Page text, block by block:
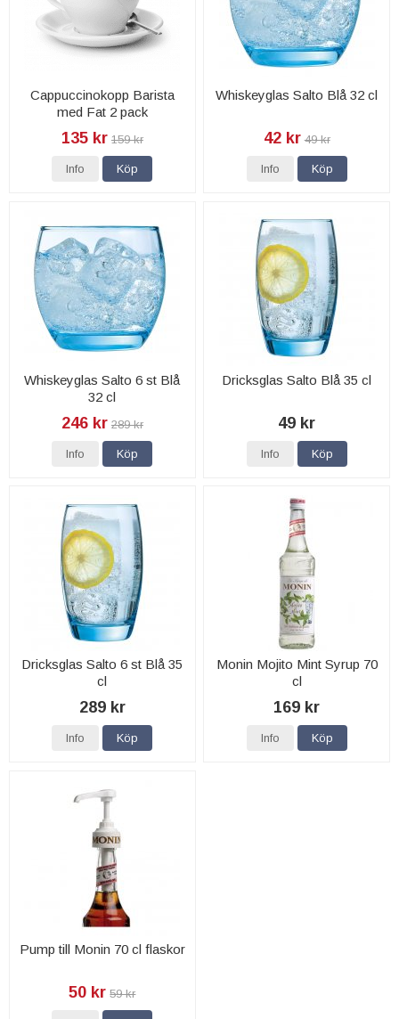
Cappuccinokopp Barista
med Fat 2 pack
135 kr 159 kr
Info Köp
Whiskeyglas Salto Blå 32 cl
42 kr 49 kr
Info Köp
Whiskeyglas Salto 6 st Blå
32 cl
246 kr 289 kr
Info Köp
Dricksglas Salto Blå 35 cl
49 kr
Info Köp
Dricksglas Salto 6 st Blå 35
cl
289 kr
Info Köp
Monin Mojito Mint Syrup 70
cl
169 kr
Info Köp
Pump till Monin 70 cl flaskor
50 kr 59 kr